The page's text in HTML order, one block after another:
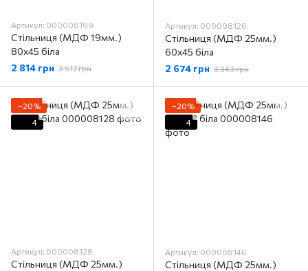
Артикул: 000008199
Стільниця (МДФ 19мм.)
80х45 біла
2 814 грн 3 517 грн
Артикул: 000008126
Стільниця (МДФ 25мм.)
60х45 біла
2 674 грн 3 343 грн
−20%
4
Артикул: 000008128
Стільниця (МДФ 25мм.)
−20%
4
Артикул: 000008146
Стільниця (МДФ 25мм.)